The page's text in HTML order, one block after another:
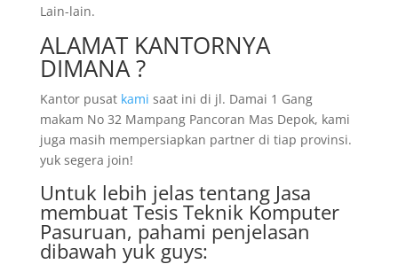
Lain-lain.
ALAMAT KANTORNYA
DIMANA ?
Kantor pusat kami saat ini di jl. Damai 1 Gang
makam No 32 Mampang Pancoran Mas Depok, kami
juga masih mempersiapkan partner di tiap provinsi.
yuk segera join!
Untuk lebih jelas tentang Jasa
membuat Tesis Teknik Komputer
Pasuruan, pahami penjelasan
dibawah yuk guys: